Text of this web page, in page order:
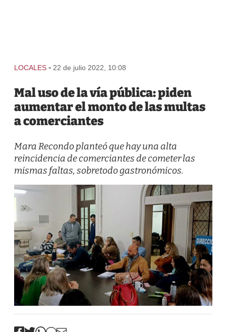
LOCALES - 22 de julio 2022, 10:08
Mal uso de la vía pública: piden
aumentar el monto de las multas
a comerciantes
Mara Recondo planteó que hay una alta
reincidencia de comerciantes de cometer las
mismas faltas, sobretodo gastronómicos.